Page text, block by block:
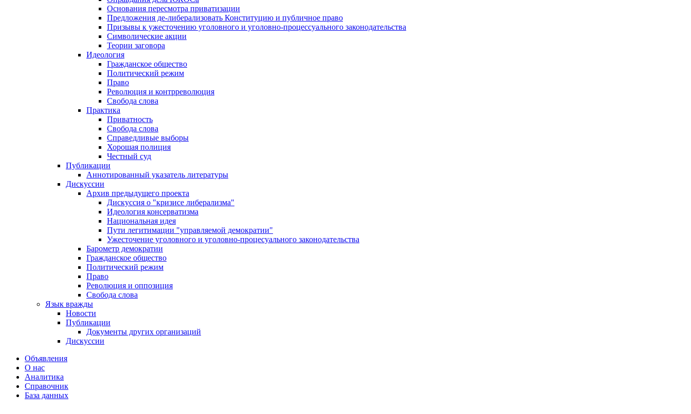
Основания пересмотра приватизации
Предложения де-либерализовать Конституцию и публичное право
Призывы к ужесточению уголовного и уголовно-процессуального законодательства
Символические акции
Теории заговора
Идеология
Гражданское общество
Политический режим
Право
Революция и контрреволюция
Свобода слова
Практика
Приватность
Свобода слова
Справедливые выборы
Хорошая полиция
Честный суд
Публикации
Аннотированный указатель литературы
Дискуссии
Архив предыдущего проекта
Дискуссия о "кризисе либерализма"
Идеология консерватизма
Национальная идея
Пути легитимации "управляемой демократии"
Ужесточение уголовного и уголовно-процесуального законодательства
Барометр демократии
Гражданское общество
Политический режим
Право
Революция и оппозиция
Свобода слова
Язык вражды
Новости
Публикации
Документы других организаций
Дискуссии
Объявления
О нас
Аналитика
Справочник
База данных